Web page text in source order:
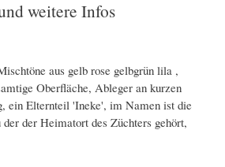
weitere Infos
aus gelb rose gelbgrün lila ,
Oberfläche, Ableger an kurzen
ein Elternteil 'Ineke', im Namen ist die
der Heimatort des Züchters gehört,